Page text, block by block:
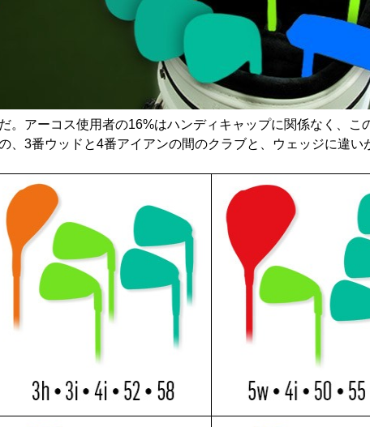
。アーコス使用者の16%はハンディキャップに関係なく、
、3番ウッドと4番アイアンの間のクラブと、ウェッジに違